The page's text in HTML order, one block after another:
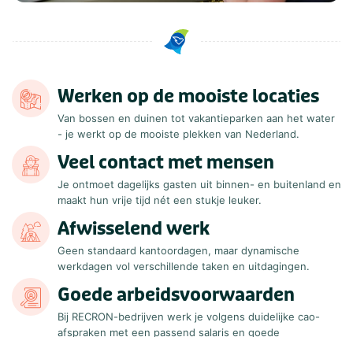
Werken op de mooiste locaties
Van bossen en duinen tot vakantieparken aan het water
- je werkt op de mooiste plekken van Nederland.
Veel contact met mensen
Je ontmoet dagelijks gasten uit binnen- en buitenland en
maakt hun vrije tijd nét een stukje leuker.
Afwisselend werk
Geen standaard kantoordagen, maar dynamische
werkdagen vol verschillende taken en uitdagingen.
Goede arbeidsvoorwaarden
Bij RECRON-bedrijven werk je volgens duidelijke cao-
afspraken met een passend salaris en goede